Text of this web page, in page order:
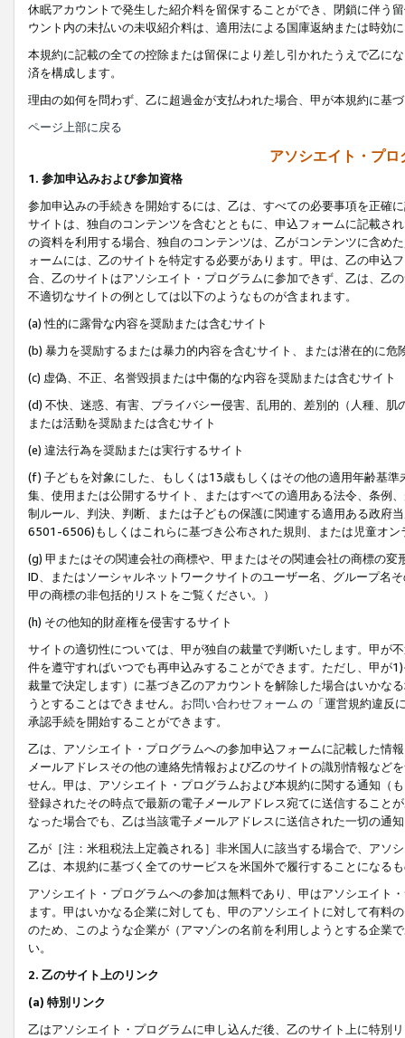
休眠アカウントで発生した紹介料を留保することができ、閉鎖に伴う
ウント内の未払いの未収紹介料は、適用法による国庫返納または時効
本規約に記載の全ての控除または留保により差し引かれたうえで乙に
済を構成します。
理由の如何を問わず、乙に超過金が支払われた場合、甲が本規約に基
ページ上部に戻る
アソシエイト・プ
1. 参加申込みおよび参加資格
参加申込みの手続きを開始するには、乙は、すべての必要事項を正確
サイトは、独自のコンテンツを含むとともに、申込フォームに記載さ
の資料を利用する場合、独自のコンテンツは、乙がコンテンツに含め
ォームには、乙のサイトを特定する必要があります。甲は、乙の申込
合、乙のサイトはアソシエイト・プログラムに参加できず、乙は、乙
不適切なサイトの例としては以下のようなものが含まれます。
(a) 性的に露骨な内容を奨励または含むサイト
(b) 暴力を奨励するまたは暴力的内容を含むサイト、または潜在的に
(c) 虚偽、不正、名誉毀損または中傷的な内容を奨励または含むサイト
(d) 不快、迷惑、有害、プライバシー侵害、乱用的、差別的（人種、
または活動を奨励または含むサイト
(e) 違法行為を奨励または実行するサイト
(f) 子どもを対象にした、もしくは13歳もしくはその他の適用年齢基
集、使用または公開するサイト、またはすべての適用ある法令、条例
制ルール、判決、判断、または子どもの保護に関連する適用ある政府
6501-6506)もしくはこれらに基づき公布された規則、または児童オン
(g) 甲またはその関連会社の商標や、甲またはその関連会社の商標の
ID、またはソーシャルネットワークサイトのユーザー名、グループ名
甲の商標の非包括的リストをご覧ください。）
(h) その他知的財産権を侵害するサイト
サイトの適切性については、甲が独自の裁量で判断いたします。甲が
件を遵守すればいつでも再申込みすることができます。ただし、甲が
裁量で決定します）に基づき乙のアカウントを解除した場合はいかな
うとすることはできません。 お問い合わせフォーム の「運営規約違反
承認手続を開始することができます。
乙は、アソシエイト・プログラムへの参加申込フォームに記載した情
メールアドレスその他の連絡先情報および乙のサイトの識別情報など
せん。甲は、アソシエイト・プログラムおよび本規約に関する通知（
登録されたその時点で最新の電子メールアドレス宛てに送信すること
なった場合でも、乙は当該電子メールアドレスに送信された一切の通
乙が［注：米租税法上定義される］非米国人に該当する場合で、アソ
乙は、本規約に基づく全てのサービスを米国外で履行することになる
アソシエイト・プログラムへの参加は無料であり、甲はアソシエイト
ます。甲はいかなる企業に対しても、甲のアソシエイトに対して有料
のため、このような企業が（アマゾンの名前を利用しようとする企業
い。
2. 乙のサイト上のリンク
(a) 特別リンク
乙はアソシエイト・プログラムに申し込んだ後、乙のサイト上に特別